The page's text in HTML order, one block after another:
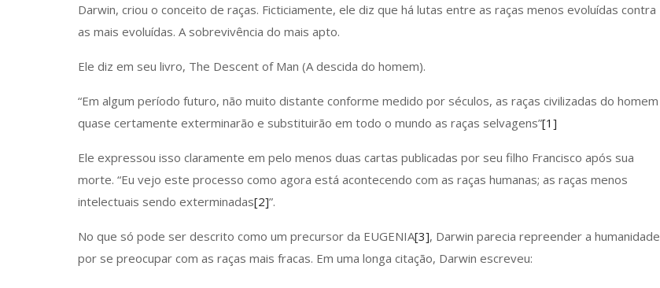
Darwin, criou o conceito de raças. Ficticiamente, ele diz que há lutas entre as raças menos evoluídas contra
as mais evoluídas. A sobrevivência do mais apto.
Ele diz em seu livro, The Descent of Man (A descida do homem).
“Em algum período futuro, não muito distante conforme medido por séculos, as raças civilizadas do homem
quase certamente exterminarão e substituirão em todo o mundo as raças selvagens”[1]
Ele expressou isso claramente em pelo menos duas cartas publicadas por seu filho Francisco após sua
morte. “Eu vejo este processo como agora está acontecendo com as raças humanas; as raças menos
intelectuais sendo exterminadas[2]”.
No que só pode ser descrito como um precursor da EUGENIA[3], Darwin parecia repreender a humanidade
por se preocupar com as raças mais fracas. Em uma longa citação, Darwin escreveu: